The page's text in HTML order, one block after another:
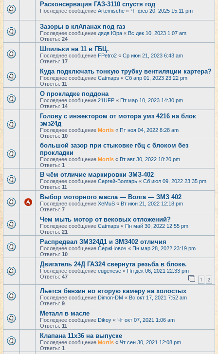
Расконсервация ГАЗ-3110 спустя год
Последнее сообщение Artemische « Чт фев 20, 2025 15:11 pm
Зазоры в клАпанах под газ
Последнее сообщение дядя Юра « Вс дек 10, 2023 1:07 am
Ответы: 24
Шпильки на 11 в ГБЦ.
Последнее сообщение FPetro2 « Ср июн 21, 2023 6:43 am
Ответы: 17
Куда подключать тонкую трубку вентиляции картера?
Последнее сообщение Catmaps « Сб апр 01, 2023 23:22 pm
Ответы: 11
О прокладке поддона
Последнее сообщение 21UFP « Пт мар 10, 2023 14:30 pm
Ответы: 14
Голову с инжектором от мотора умз 4216 на блок
змз24д
Последнее сообщение Mortis « Пт ноя 04, 2022 8:28 am
Ответы: 10
большой зазор при стыковке гбц с блоком без
прокладки
Последнее сообщение Mortis « Вт авг 30, 2022 18:20 pm
Ответы: 1
В чём отличие маркировки ЗМЗ-402
Последнее сообщение Сергей-Волгарь « Сб июл 09, 2022 23:35 pm
Ответы: 11
Выбор моторного масла — Волга — ЗМЗ 402
Последнее сообщение XeMuS « Вт июн 21, 2022 12:18 pm
Ответы: 7
Чем мыть мотор от вековых отложений?
Последнее сообщение Catmaps « Пн май 30, 2022 12:55 pm
Ответы: 21
Распредвал ЗМЗ24Д1 и ЗМЗ402 отличия
Последнее сообщение СержНовоч « Пн мар 28, 2022 23:19 pm
Ответы: 10
Двигатель 24Д ГАЗ24 свернута резьба в блоке.
Последнее сообщение eugenese « Пн дек 06, 2021 22:33 pm
Ответы: 47 1 2
Льется бензин во вторую камеру на холостых
Последнее сообщение Dimon-DM « Вс окт 17, 2021 7:52 am
Ответы: 9
Металл в масле
Последнее сообщение Dikoy « Чт окт 07, 2021 1:06 am
Ответы: 11
Клапана 11х36 на выпуске
Последнее сообщение Mortis « Чт сен 30, 2021 12:08 pm
Ответы: 1